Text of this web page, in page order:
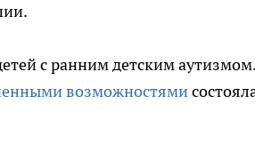
с ранним детским
возможностями